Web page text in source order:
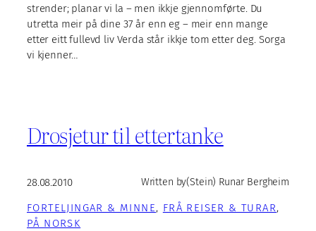
strender; planar vi la – men ikkje gjennomførte. Du
utretta meir på dine 37 år enn eg – meir enn mange
etter eitt fullevd liv Verda står ikkje tom etter deg. Sorga
vi kjenner…
Drosjetur til ettertanke
28.08.2010 Written by(Stein) Runar Bergheim
FORTELJINGAR & MINNE, FRÅ REISER & TURAR
PÅ NORSK